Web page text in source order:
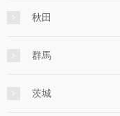
秋田
群馬
茨城